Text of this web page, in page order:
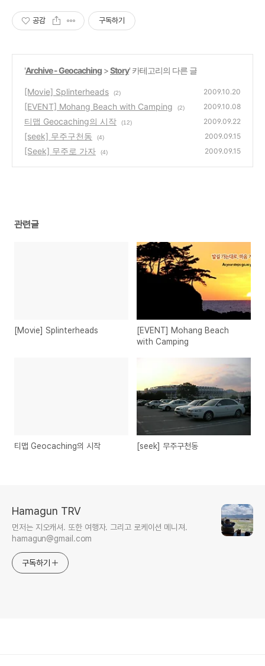
공감 구독하기
'Archive - Geocaching >Story' 카테고리의 다른 글
[Movie] Splinterheads (2) 2009.10.20
[EVENT] Mohang Beach with Camping (2) 2009.10.08
티맵 Geocaching의 시작 (12) 2009.09.22
[seek] 무주구천동 (4) 2009.09.15
[Seek] 무주로 가자 (4) 2009.09.15
관련글
[Movie] Splinterheads
[EVENT] Mohang Beach
with Camping
티맵 Geocaching의 시작 [seek] 무주구천동
Hamagun TRV
먼저는 지오캐셔. 또한 여행자. 그리고 로케이션 메니져.
hamagun@gmail.com
구독하기